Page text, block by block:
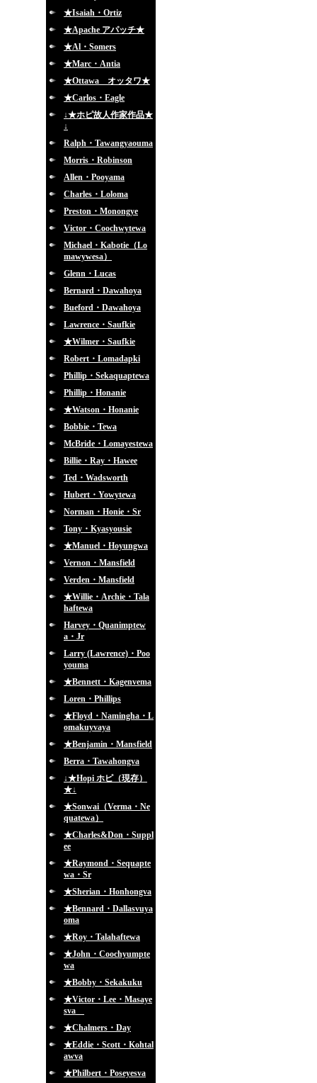
★Isaiah・Ortiz
★Apache アパッチ★
★Al・Somers
★Marc・Antia
★Ottawa オッタワ★
★Carlos・Eagle
↓★ホピ故人作家作品★
↓
Ralph・Tawangyaouma
Morris・Robinson
Allen・Pooyama
Charles・Loloma
Preston・Monongye
Victor・Coochwytewa
Michael・Kabotie（Lo
mawywesa）
Glenn・Lucas
Bernard・Dawahoya
Bueford・Dawahoya
Lawrence・Saufkie
★Wilmer・Saufkie
Robert・Lomadapki
Phillip・Sekaquaptewa
Phillip・Honanie
★Watson・Honanie
Bobbie・Tewa
McBride・Lomayestewa
Billie・Ray・Hawee
Ted・Wadsworth
Hubert・Yowytewa
Norman・Honie・Sr
Tony・Kyasyousie
★Manuel・Hoyungwa
Vernon・Mansfield
Verden・Mansfield
★Willie・Archie・Tala
haftewa
Harvey・Quanimptew
a・Jr
Larry (Lawrence)・Poo
youma
★Bennett・Kagenvema
Loren・Phillips
★Floyd・Namingha・L
omakuyvaya
★Benjamin・Mansfield
Berra・Tawahongva
↓★Hopi ホピ（現存）
★↓
★Sonwai（Verma・Ne
quatewa）
★Charles&Don・Suppl
ee
★Raymond・Sequapte
wa・Sr
★Sherian・Honhongva
★Bennard・Dallasvuya
oma
★Roy・Talahaftewa
★John・Coochyumpte
wa
★Bobby・Sekakuku
★Victor・Lee・Masaye
sva
★Chalmers・Day
★Eddie・Scott・Kohtal
awva
★Philbert・Poseyesva